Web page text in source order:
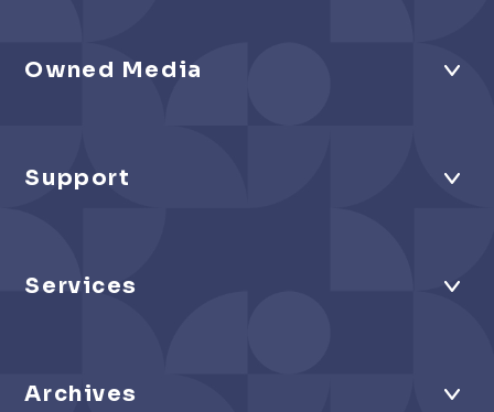
Owned Media
Support
Services
Archives